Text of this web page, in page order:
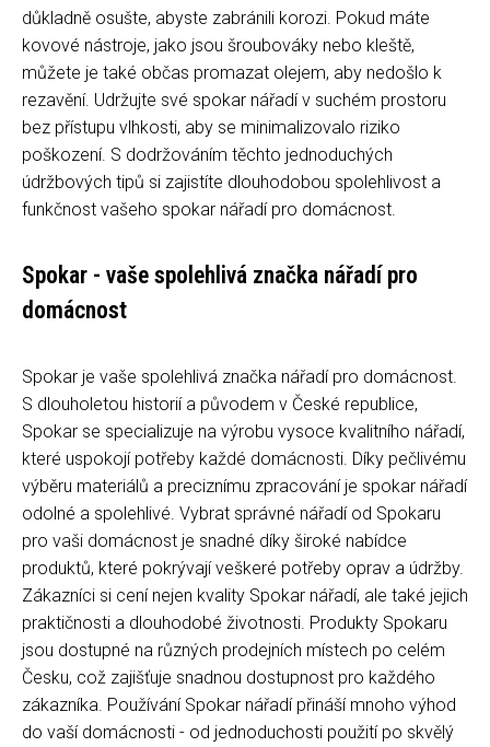
důkladně osušte, abyste zabránili korozi. Pokud máte
kovové nástroje, jako jsou šroubováky nebo kleště,
můžete je také občas promazat olejem, aby nedošlo k
rezavění. Udržujte své spokar nářadí v suchém prostoru
bez přístupu vlhkosti, aby se minimalizovalo riziko
poškození. S dodržováním těchto jednoduchých
údržbových tipů si zajistíte dlouhodobou spolehlivost a
funkčnost vašeho spokar nářadí pro domácnost.
Spokar - vaše spolehlivá značka nářadí pro
domácnost
Spokar je vaše spolehlivá značka nářadí pro domácnost.
S dlouholetou historií a původem v České republice,
Spokar se specializuje na výrobu vysoce kvalitního nářadí,
které uspokojí potřeby každé domácnosti. Díky pečlivému
výběru materiálů a preciznímu zpracování je spokar nářadí
odolné a spolehlivé. Vybrat správné nářadí od Spokaru
pro vaši domácnost je snadné díky široké nabídce
produktů, které pokrývají veškeré potřeby oprav a údržby.
Zákazníci si cení nejen kvality Spokar nářadí, ale také jejich
praktičnosti a dlouhodobé životnosti. Produkty Spokaru
jsou dostupné na různých prodejních místech po celém
Česku, což zajišťuje snadnou dostupnost pro každého
zákazníka. Používání Spokar nářadí přináší mnoho výhod
do vaší domácnosti - od jednoduchosti použití po skvělý